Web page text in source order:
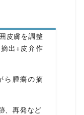
皮膚を調整
出+皮弁作
ら腫瘍の摘
、再発など